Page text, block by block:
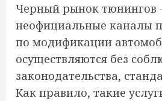
Черный рынок тюнингов
неофициальные каналы
по модификации
осуществляются без
законодательства,
Как правило, такие